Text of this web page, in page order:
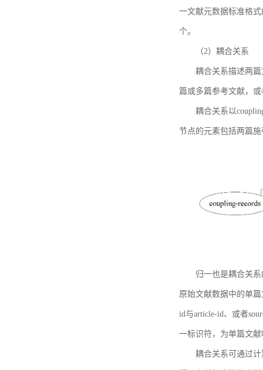
一文献元数据标准格
个。
（2）耦合关系
耦合关系描述两
篇或多篇参考文献，
耦合关系以
节点的元素包括两篇
归一也是耦合关
原始文献数据中的单篇
id与article-id、或者
一标识符，为单篇文
耦合关系可通过